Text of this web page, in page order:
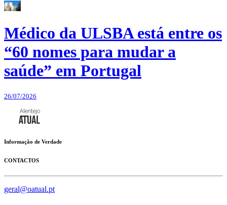
Médico da ULSBA está entre os
“60 nomes para mudar a
saúde” em Portugal
26/07/2026
Informação de Verdade
CONTACTOS
geral@oatual.pt